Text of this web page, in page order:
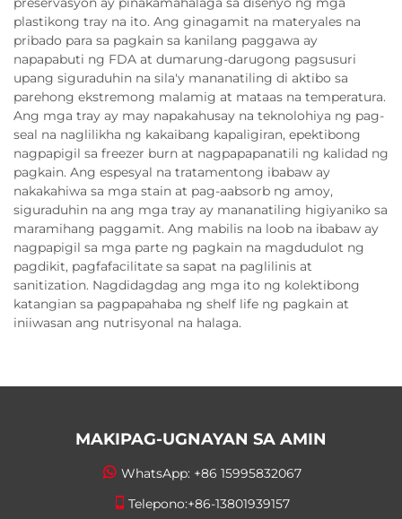
plastikong tray na ito. Ang ginagamit na materyales na
pribado para sa pagkain sa kanilang paggawa ay
napapabuti ng FDA at dumarung-darugong pagsusuri
upang siguraduhin na sila'y mananatiling di aktibo sa
parehong ekstremong malamig at mataas na temperatura.
Ang mga tray ay may napakahusay na teknolohiya ng pag-
seal na naglilikha ng kakaibang kapaligiran, epektibong
nagpapigil sa freezer burn at nagpapapanatili ng kalidad ng
pagkain. Ang espesyal na tratamentong ibabaw ay
nakakahiwa sa mga stain at pag-aabsorb ng amoy,
siguraduhin na ang mga tray ay mananatiling higiyaniko sa
maramihang paggamit. Ang mabilis na loob na ibabaw ay
nagpapigil sa mga parte ng pagkain na magdudulot ng
pagdikit, pagfafacilitate sa sapat na paglilinis at
sanitization. Nagdidagdag ang mga ito ng kolektibong
katangian sa pagpapahaba ng shelf life ng pagkain at
iniiwasan ang nutrisyonal na halaga.
MAKIPAG-UGNAYAN SA AMIN
WhatsApp: +86 15995832067
Telepono:+86-13801939157